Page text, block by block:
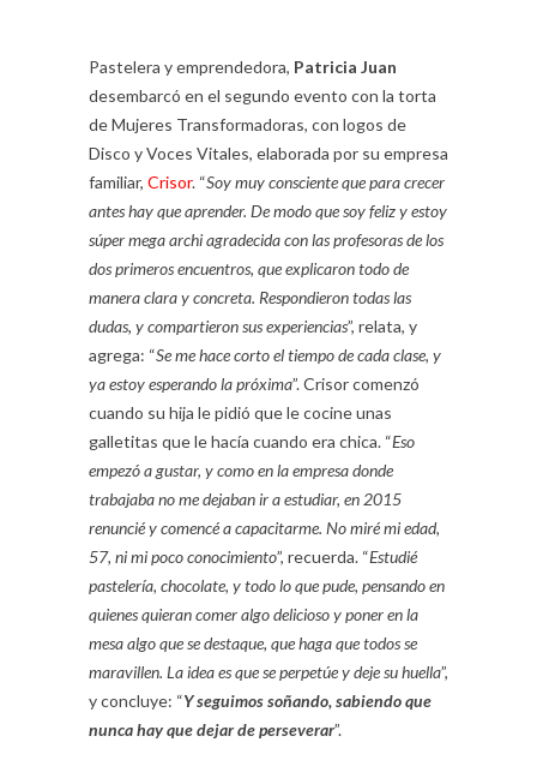
Pastelera y emprendedora, Patricia Juan
desembarcó en el segundo evento con la torta
de Mujeres Transformadoras, con logos de
Disco y Voces Vitales, elaborada por su empresa
familiar, Crisor. “Soy muy consciente que para crecer
antes hay que aprender. De modo que soy feliz y estoy
súper mega archi agradecida con las profesoras de los
dos primeros encuentros, que explicaron todo de
manera clara y concreta. Respondieron todas las
dudas, y compartieron sus experiencias”, relata, y
agrega: “Se me hace corto el tiempo de cada clase, y
ya estoy esperando la próxima”. Crisor comenzó
cuando su hija le pidió que le cocine unas
galletitas que le hacía cuando era chica. “Eso
empezó a gustar, y como en la empresa donde
trabajaba no me dejaban ir a estudiar, en 2015
renuncié y comencé a capacitarme. No miré mi edad,
57, ni mi poco conocimiento”, recuerda. “Estudié
pastelería, chocolate, y todo lo que pude, pensando en
quienes quieran comer algo delicioso y poner en la
mesa algo que se destaque, que haga que todos se
maravillen. La idea es que se perpetúe y deje su huella”,
y concluye: “Yseguimos soñando, sabiendo que
nunca hay que dejar de perseverar”.